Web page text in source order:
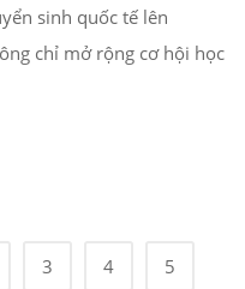
sinh quốc tế lên
chỉ mở rộng cơ hội học
3 4 5